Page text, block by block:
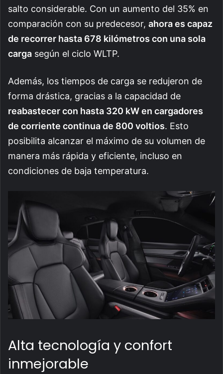
salto considerable. Con un aumento del 35% en
comparación con su predecesor, ahora es capaz
de recorrer hasta 678 kilómetros con una sola
carga según el ciclo WLTP.
Además, los tiempos de carga se redujeron de
forma drástica, gracias a la capacidad de
reabastecer con hasta 320 kW en cargadores
de corriente continua de 800 voltios. Esto
posibilita alcanzar el máximo de su volumen de
manera más rápida y eficiente, incluso en
condiciones de baja temperatura.
Alta tecnología y confort
inmejorable